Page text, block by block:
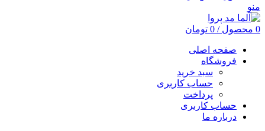
منو
0 محصول /
0 تومان
صفحه اصلی
فروشگاه
سبد خرید
حساب کاربری
پرداخت
حساب کاربری
درباره ما